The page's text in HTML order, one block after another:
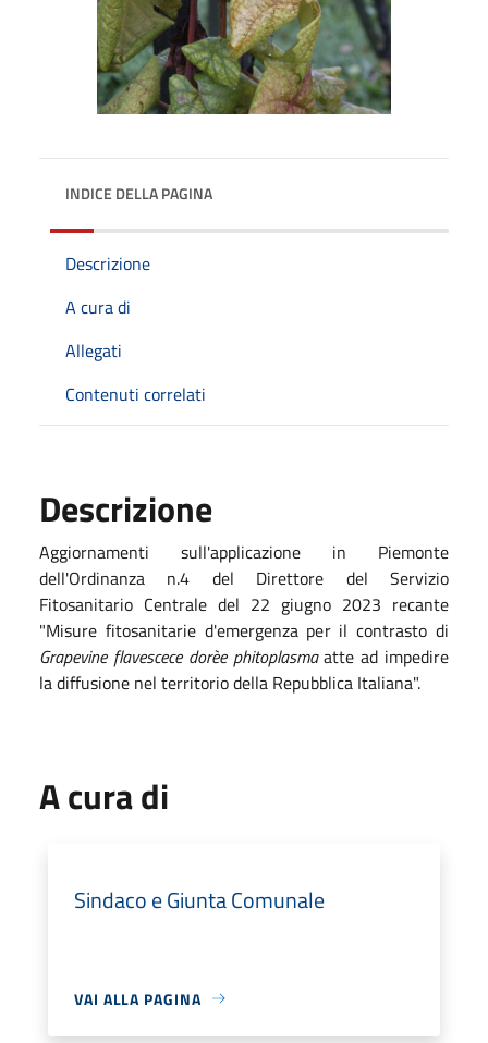
INDICE DELLA PAGINA
Descrizione
A cura di
Allegati
Contenuti correlati
Descrizione
Aggiornamenti sull'applicazione in Piemonte
dell'Ordinanza n.4 del Direttore del Servizio
Fitosanitario Centrale del 22 giugno 2023 recante
"Misure fitosanitarie d'emergenza per il contrasto di
Grapevine flavescece dorèe phitoplasmaatte ad impedire
la diffusione nel territorio della Repubblica Italiana".
A cura di
Sindaco e Giunta Comunale
VAI ALLA PAGINA